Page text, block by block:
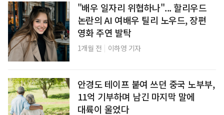
"배우 일자리 위협하나"... 할리우드
논란의 AI 여배우 틸리 노우드, 장편
영화 주연 발탁
1개월 전 이하영 기자
안경도 테이프 붙여 쓰던 중국 노부부,
11억 기부하며 남긴 마지막 말에
대륙이 울었다